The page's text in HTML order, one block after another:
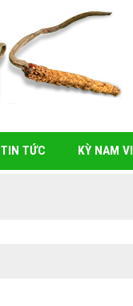
TIN TỨC KỲ NAM